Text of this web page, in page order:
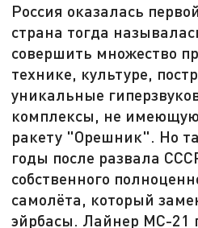
Россия оказалась
страна тогда
совершить множество
технике, культуре,
уникальные
комплексы, не
ракету "Орешник". Но
годы после развала
собственного
самолёта, который
эйрбасы. Лайнер МС-21